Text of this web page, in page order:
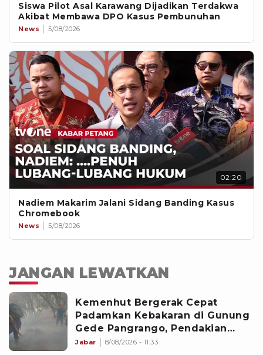
Siswa Pilot Asal Karawang Dijadikan Terdakwa
Akibat Membawa DPO Kasus Pembunuhan
News 5/08/2026
02:20
Nadiem Makarim Jalani Sidang Banding Kasus
Chromebook
News 5/08/2026
JANGAN LEWATKAN
Kemenhut Bergerak Cepat
Padamkan Kebakaran di Gunung
Gede Pangrango, Pendakian
Ditutup
Jabar 8/08/2026 - 11:33